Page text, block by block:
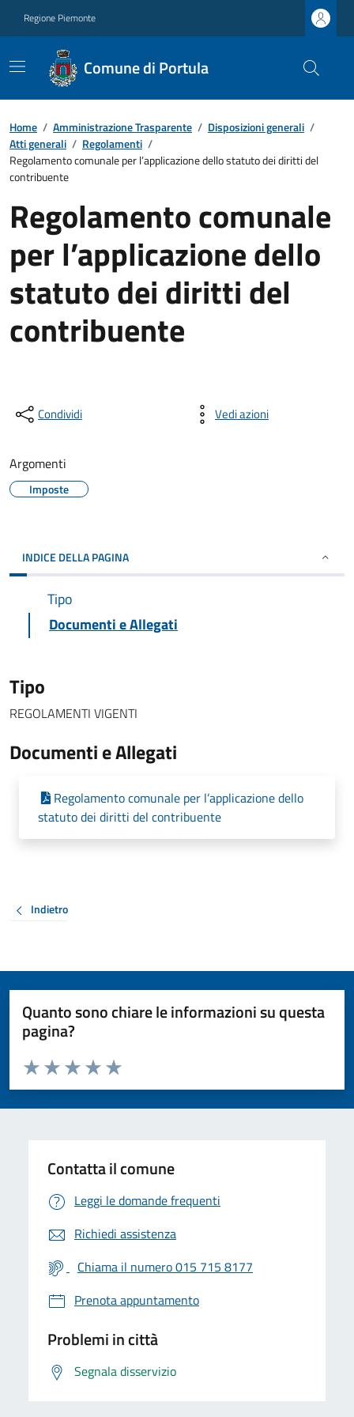
Regione Piemonte
Comune di Portula
Home / Amministrazione Trasparente / Disposizioni generali /
Atti generali / Regolamenti /
Regolamento comunale per l’applicazione dello statuto dei diritti del
contribuente
Regolamento comunale
per l’applicazione dello
statuto dei diritti del
contribuente
Condividi Vedi azioni
Argomenti
Imposte
INDICE DELLA PAGINA
Tipo
Documenti e Allegati
Tipo
REGOLAMENTI VIGENTI
Documenti e Allegati
Regolamento comunale per l’applicazione dello
statuto dei diritti del contribuente
Indietro
Quanto sono chiare le informazioni su questa
pagina?
Valuta da 1 a 5 stelle la pagina
Valuta 5 stelle su 5
Valuta 4 stelle su 5
Valuta 3 stelle su 5
Valuta 2 stelle su 5
Valuta 1 stelle su 5
Contatta il comune
Leggi le domande frequenti
Richiedi assistenza
Chiama il numero 015 715 8177
Prenota appuntamento
Problemi in città
Segnala disservizio